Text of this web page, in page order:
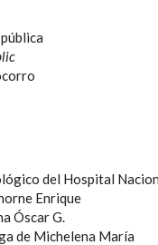
del Hospital
Enrique
Óscar G.
de Michelena María